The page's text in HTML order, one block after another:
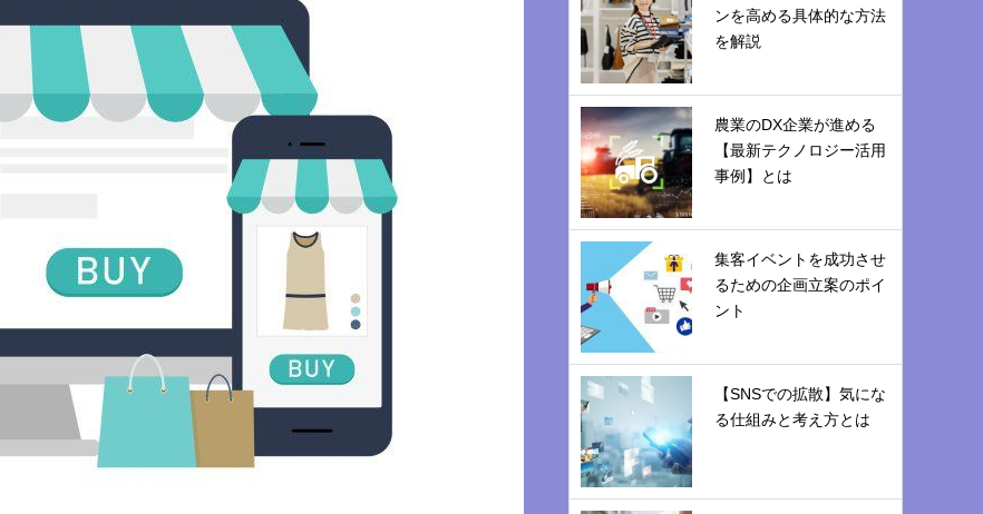
ンを高める具体的な方法
を解説
農業のDX企業が進める
【最新テクノロジー活用
事例】とは
集客イベントを成功させ
るための企画立案のポイ
ント
【SNSでの拡散】気にな
る仕組みと考え方とは